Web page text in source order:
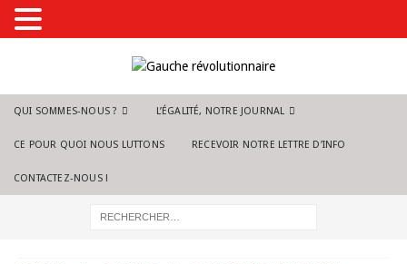
QUI SOMMES-NOUS ? L’ÉGALITÉ, NOTRE JOURNAL
CE POUR QUOI NOUS LUTTONS RECEVOIR NOTRE LETTRE D’INFO
CONTACTEZ-NOUS !